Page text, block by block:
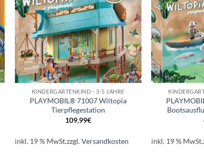
+
KINDERGARTENKIND - 3-5 JAHRE
PLAYMOBIL® 71007 Wiltopia
Tierpflegestation
109,99€
inkl. 19 % MwSt.zzgl.Versandkosten
+
inkl. 19 % MwSt.